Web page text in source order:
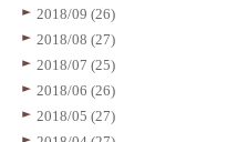
2018/09 (26)
2018/08 (27)
2018/07 (25)
2018/06 (26)
2018/05 (27)